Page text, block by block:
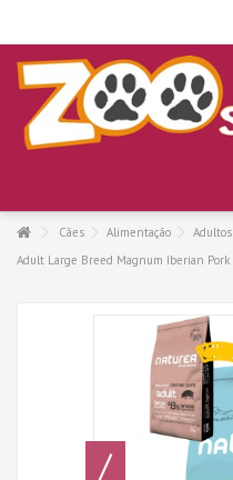
Cães Alimentação Adultos
Adult Large Breed Magnum Iberian Pork